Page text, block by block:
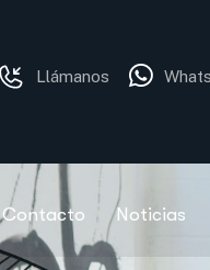
Llámanos
Contacto Noticias